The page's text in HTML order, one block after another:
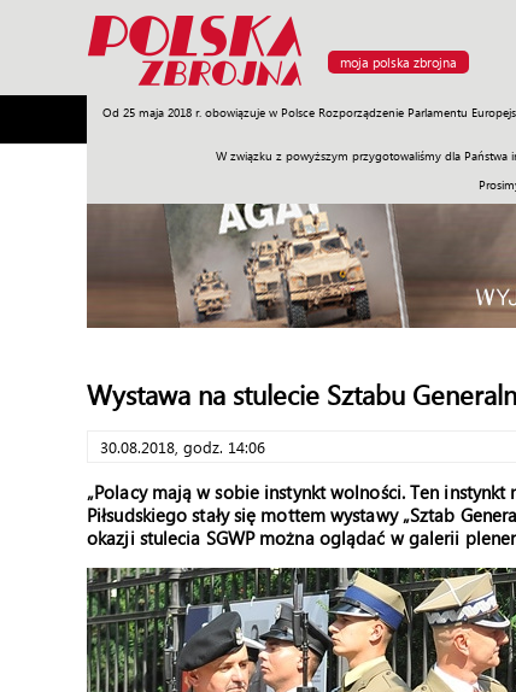
moja polska zbrojna
Od 25 maja 2018 r. obowiązuje w Polsce Rozporządzenie Parlamentu
W związku z powyższym przygotowaliśmy dla
Armia Poligon Sprzęt Misje Polityka
Wystawa na stulecie Sztabu
30.08.2018, godz. 14:06
„Polacy mają w sobie instynkt wolności. Ten instynkt
Piłsudskiego stały się mottem wystawy „Sztab
okazji stulecia SGWP można oglądać w galerii